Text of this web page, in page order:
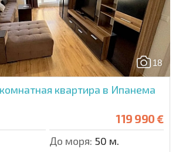
18
квартира в Ипанема
119 990 €
До моря: 50 м.